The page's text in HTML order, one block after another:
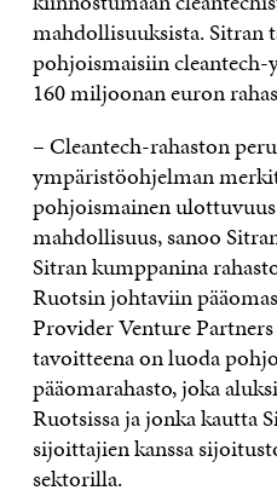
mahdollisuuksista. Sitran
pohjoismaisiin
160 miljoonan euron
– Cleantech-rahaston
ympäristöohjelman
pohjoismainen
mahdollisuus, sanoo
Sitran kumppanina
Ruotsin johtaviin
Provider Venture
tavoitteena on luoda
pääomarahasto, joka
Ruotsissa ja jonka kautta
sijoittajien kanssa
sektorilla.